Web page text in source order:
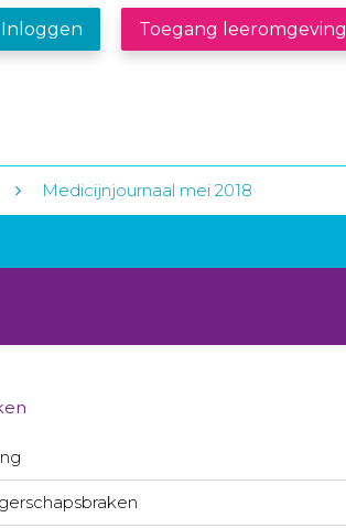
Inloggen Toegang leeromgeving
Medicijnjournaal mei 2018